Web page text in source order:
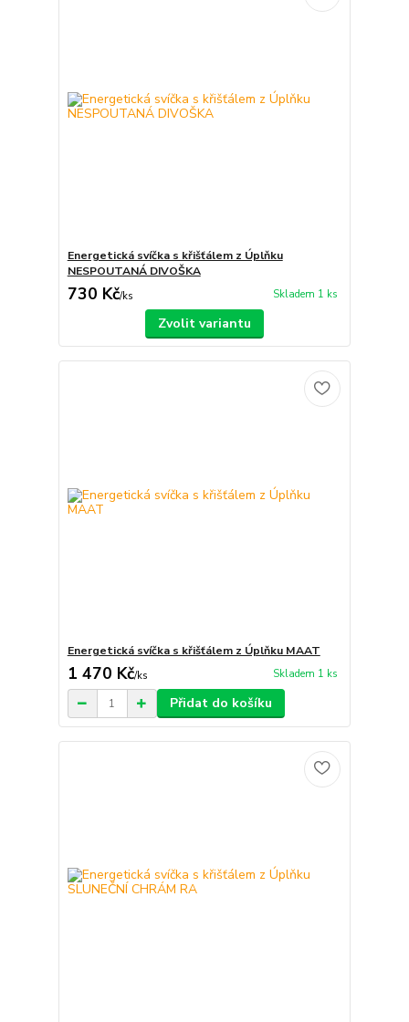
Energetická svíčka s křišťálem z Úplňku
NESPOUTANÁ DIVOŠKA
730 Kč/ks Skladem 1 ks
Zvolit variantu
Energetická svíčka s křišťálem z Úplňku MAAT
1 470 Kč/ks Skladem 1 ks
Přidat do košíku